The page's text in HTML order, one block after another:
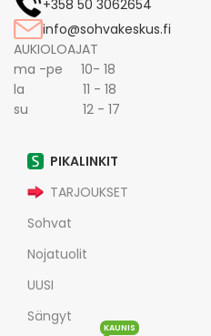
+358 50 3062654
info@sohvakeskus.fi
AUKIOLOAJAT
ma -pe 10- 18
la 11 - 18
su 12 - 17
PIKALINKIT
TARJOUKSET
Sohvat
Nojatuolit
UUSI
Sängyt
KAUNIS